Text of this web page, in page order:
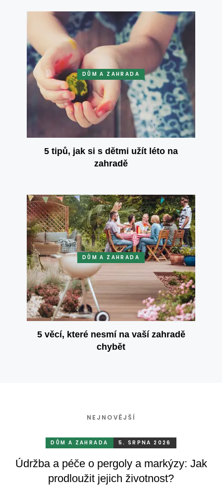
DŮM A ZAHRADA
5 tipů, jak si s dětmi užít léto na
zahradě
DŮM A ZAHRADA
5 věcí, které nesmí na vaší zahradě
chybět
NEJNOVĚJŠÍ
DŮM A ZAHRADA 5. SRPNA 2026
Údržba a péče o pergoly a markýzy: Jak
prodloužit jejich životnost?